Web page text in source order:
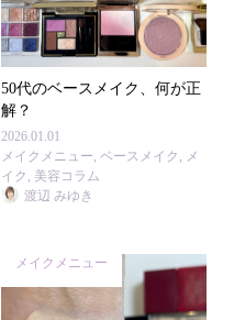
50代のベースメイク、何が正
解？
2026.01.01
メイクメニュー,ベースメイク , メ
イク , 美容コラム
渡辺 みゆき
メイクメニュー